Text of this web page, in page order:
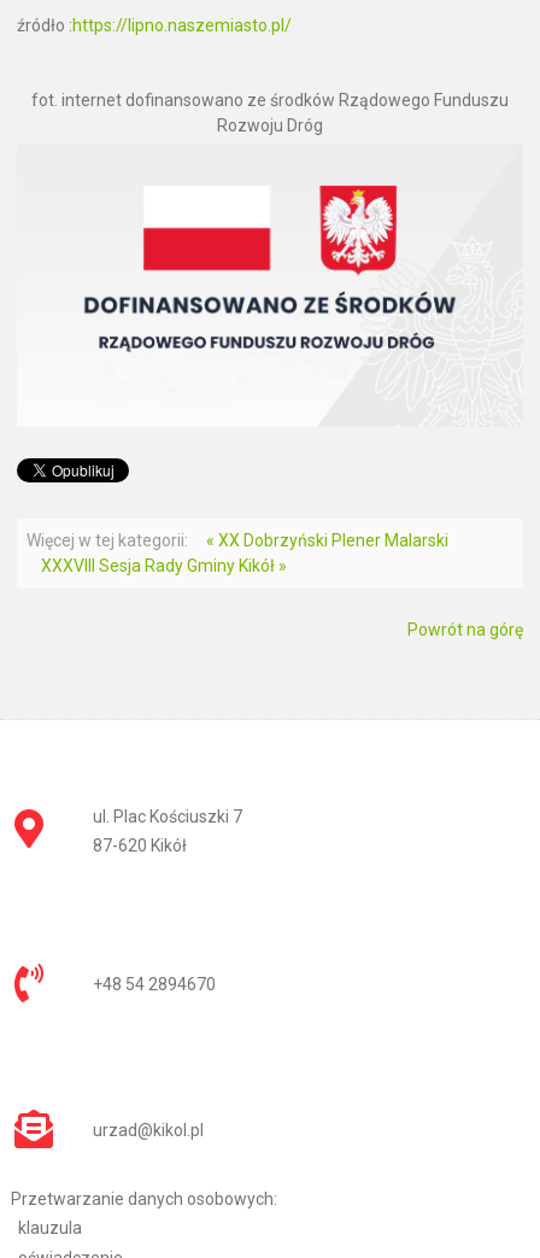
źródło :https://lipno.naszemiasto.pl/
fot. internet dofinansowano ze środków Rządowego Funduszu
Rozwoju Dróg
Więcej w tej kategorii:
« XX Dobrzyński Plener Malarski
XXXVIII Sesja Rady Gminy Kikół »
Powrót na górę
ul. Plac Kościuszki 7
87-620 Kikół
+48 54 2894670
urzad@kikol.pl
Przetwarzanie danych osobowych:
klauzula